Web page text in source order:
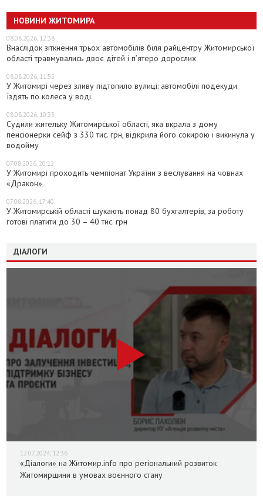
НОВИНИ ЖИТОМИРА
08.08.2026, 12:38
Внаслідок зіткнення трьох автомобілів біля райцентру Житомирської
області травмувались двоє дітей і пʼятеро дорослих
08.08.2026, 11:55
У Житомирі через зливу підтопило вулиці: автомобілі подекуди
їздять по колеса у воді
08.08.2026, 10:33
Судили жительку Житомирської області, яка вкрала з дому
пенсіонерки сейф з 330 тис. грн, відкрила його сокирою і викинула у
водойму
07.08.2026, 20:12
У Житомирі проходить чемпіонат України з веслування на човнах
«Дракон»
07.08.2026, 17:40
У Житомирській області шукають понад 80 бухгалтерів, за роботу
готові платити до 30 – 40 тис. грн
ДІАЛОГИ
12.07.2024, 12:36
«Діалоги» на Житомир.info про регіональний розвиток
Житомирщини в умовах воєнного стану